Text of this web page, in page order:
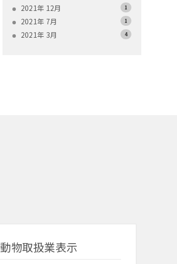
2021年 12月 1
2021年 7月 1
2021年 3月 4
動物取扱業表示